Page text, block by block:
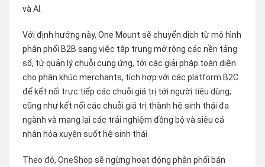
và AI.
Với định hướng này, One Mount sẽ chuyển dịch từ mô hình
phân phối B2B sang việc tập trung mở rộng các nền tảng
số, từ quản lý chuỗi cung ứng, tới các giải pháp toàn diện
cho phân khúc merchants, tích hợp với các platform B2C
để kết nối trực tiếp các chuỗi giá trị tới người tiêu dùng,
cũng như kết nối các chuỗi giá trị thành hệ sinh thái đa
ngành và mang lại các trải nghiệm đồng bộ và siêu cá
nhân hóa xuyên suốt hệ sinh thái
Theo đó, OneShop sẽ ngừng hoạt động phân phối bán